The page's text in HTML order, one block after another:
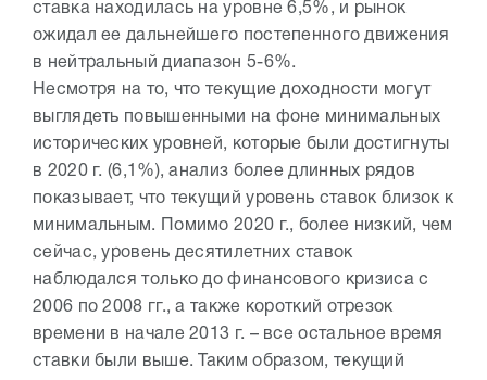
ставка находилась на уровне 6,5%, и рынок
ожидал ее дальнейшего постепенного движения
в нейтральный диапазон 5-6%.
Несмотря на то, что текущие доходности могут
выглядеть повышенными на фоне минимальных
исторических уровней, которые были достигнуты
в 2020 г. (6,1%), анализ более длинных рядов
показывает, что текущий уровень ставок близок к
минимальным. Помимо 2020 г., более низкий, чем
сейчас, уровень десятилетних ставок
наблюдался только до финансового кризиса с
2006 по 2008 гг., а также короткий отрезок
времени в начале 2013 г. – все остальное время
ставки были выше. Таким образом, текущий